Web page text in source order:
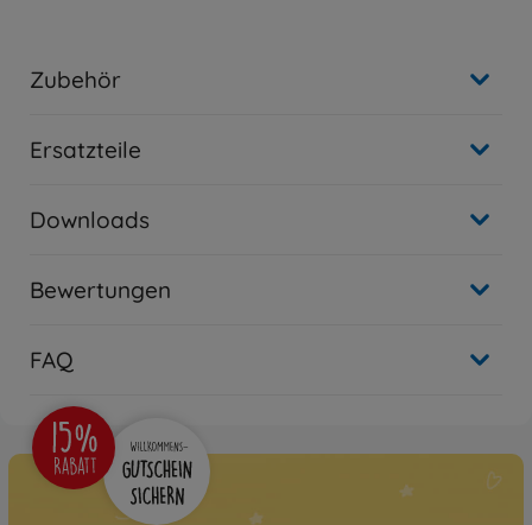
Zubehör
Ersatzteile
Downloads
Bewertungen
FAQ